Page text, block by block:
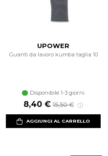
UPOWER
Guanti da lavoro kumba taglia 10
Disponibile 1-3 giorni
Prezzo scontato
8,40 € Prezzo di listino
15,50 €
AGGIUNGI AL CARRELLO